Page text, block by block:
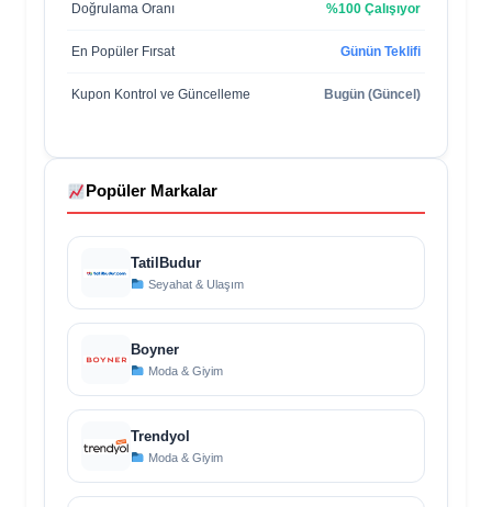
Doğrulama Oranı %100 Çalışıyor
En Popüler Fırsat Günün Teklifi
Kupon Kontrol ve Güncelleme Bugün (Güncel)
Popüler Markalar
TatilBudur
Seyahat & Ulaşım
Boyner
Moda & Giyim
Trendyol
Moda & Giyim